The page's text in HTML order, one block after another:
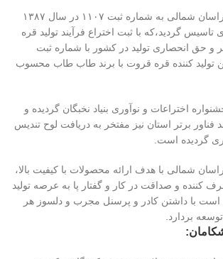
شرکت ترشکامان خراسان شمالی به شماره ثبت ۱۱۰۷ در سال ۱۳۸۷
گردید،که با ثبت اختراع فرآیند تولید قره
و حق انحصاری تولید در کشور با شماره ثبت
اولین تولید کننده قره قروت با برند طاب طاب محسوب
اختراعات و نوآوری بنیاد نخبگان گردیده و
فناور برتر استان نیز مفتخر به دریافت لوح تندیس
گردیده است.
شمالی با هدف ارائه محصولات با کیفیت بالا،
کننده و صداقت در کار و گفتار پا به عرصه تولید
است با داشتن کادر و پرسنل مجرب و دلسوز هر
بردارد.